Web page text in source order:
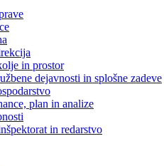
in prostor
dejavnosti in splošne zadeve
plan in analize
in redarstvo